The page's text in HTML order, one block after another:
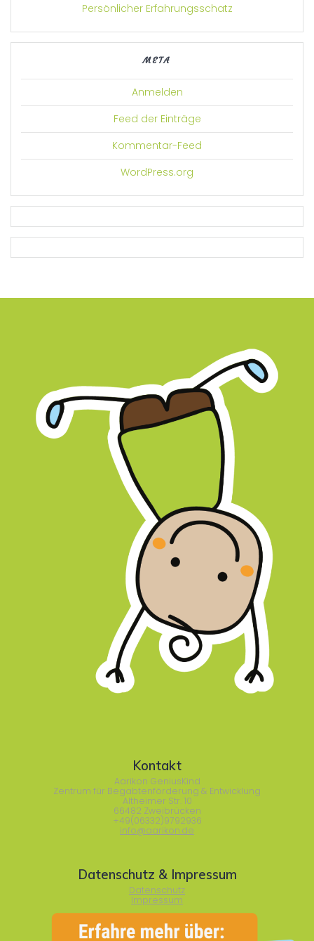
Persönlicher Erfahrungsschatz
META
Anmelden
Feed der Einträge
Kommentar-Feed
WordPress.org
Kontakt
Aarikon GeniusKind
Zentrum für Begabtenförderung & Entwicklung
Altheimer Str. 10
66482 Zweibrücken
+49(06332)9792936
info@aarikon.de
Datenschutz & Impressum
Datenschutz
Impressum